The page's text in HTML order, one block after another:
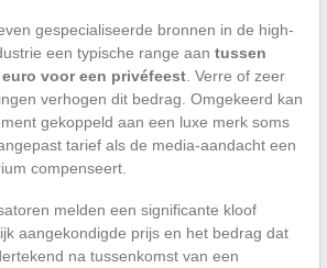
gespecialiseerde bronnen in de high-
een typische range aan tussen
euro voor een privéfeest. Verre of zeer
verhogen dit bedrag. Omgekeerd kan
gekoppeld aan een luxe merk soms
tarief als de media-aandacht een
compenseert.
melden een significante kloof
aangekondigde prijs en het bedrag dat
na tussenkomst van een